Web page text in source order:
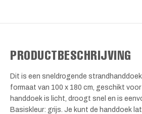
PRODUCTBESCHRIJVING
Dit is een sneldrogende
formaat van 100 x 180 cm, geschikt
handdoek is licht, droogt snel en is
Basiskleur: grijs. Je kunt de handdoek